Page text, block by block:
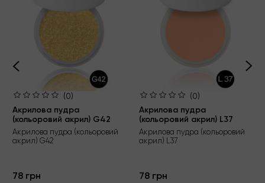
(0)
Акрилова пудра
(кольоровий акрил) G42
Акрилова пудра (кольоровий
акрил) G42
78 грн
(0)
Акрилова пудра
(кольоровий акрил) L37
Акрилова пудра (кольоровий
акрил) L37
78 грн